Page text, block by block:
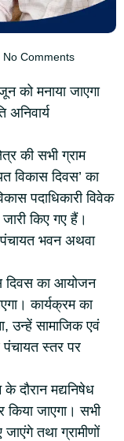
No Comments
को मनाया जाएगा
अनिवार्य
की सभी ग्राम
विकास दिवस’ का
पदाधिकारी विवेक
किए गए हैं।
भवन अथवा
दिवस का आयोजन
कार्यक्रम का
उन्हें सामाजिक एवं
स्तर पर
दौरान मद्यनिषेध
किया जाएगा। सभी
तथा ग्रामीणों